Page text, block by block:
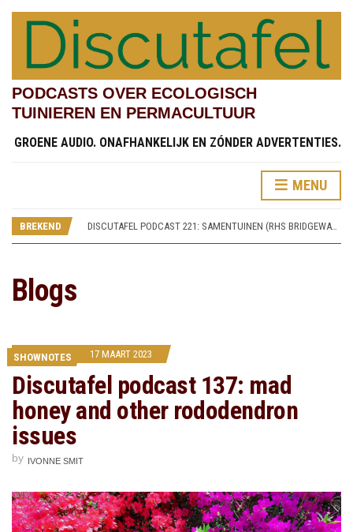
PODCASTS OVER ECOLOGISCH
TUINIEREN EN PERMACULTUUR
GROENE AUDIO. ONAFHANKELIJK EN ZÓNDER ADVERTENTIES.
MENU
BREKEND
DISCUTAFEL PODCAST 221: SAMENTUINEN (RHS BRIDGEWATER 6)
DISCUTAFEL PODCAST 220: SPOREN VAN WORSLEY NEW HALL (RHS BRIDGEWATER 5)
Blogs
SHOWNOTES 17 MAART 2023
Discutafel podcast 137: mad
honey and other rododendron
issues
by IVONNE SMIT